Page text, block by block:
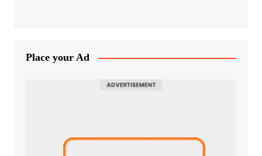
Place your Ad